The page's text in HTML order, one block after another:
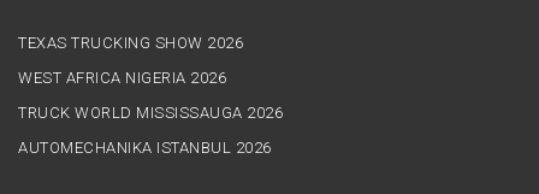
TEXAS TRUCKING SHOW 2026
WEST AFRICA NIGERIA 2026
TRUCK WORLD MISSISSAUGA 2026
AUTOMECHANIKA ISTANBUL 2026